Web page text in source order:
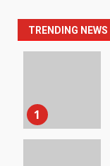
TRENDING NEWS
1